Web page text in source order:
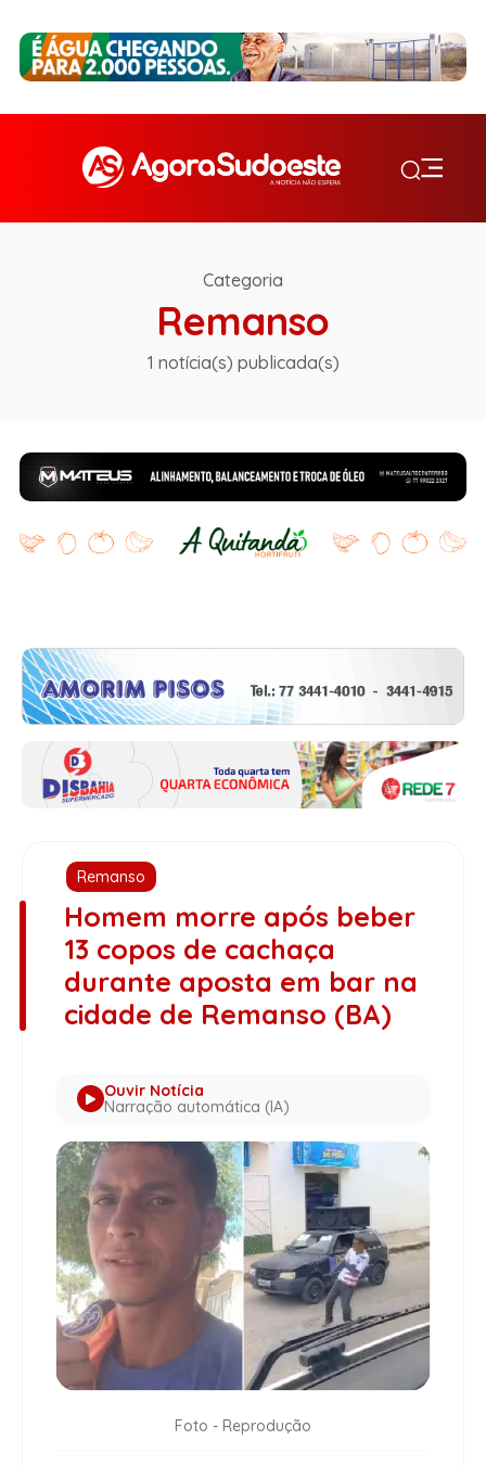
Categoria
Remanso
1 notícia(s) publicada(s)
Remanso
Homem morre após beber
13 copos de cachaça
durante aposta em bar na
cidade de Remanso (BA)
Ouvir Notícia
Narração automática (IA)
Foto - Reprodução